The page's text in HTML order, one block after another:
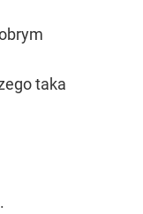
taka